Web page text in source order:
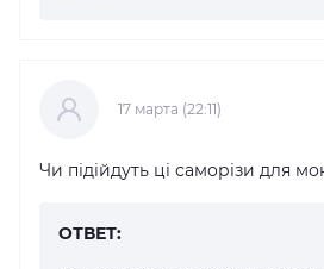
17 марта (22:11)
Чи підійдуть ці саморізи для
ОТВЕТ: